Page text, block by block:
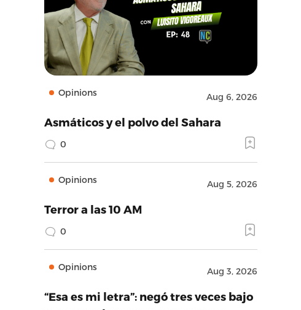
Opinions Aug 6, 2026
Asmáticos y el polvo del Sahara
0
Opinions Aug 5, 2026
Terror a las 10 AM
0
Opinions Aug 3, 2026
“Esa es mi letra”: negó tres veces bajo